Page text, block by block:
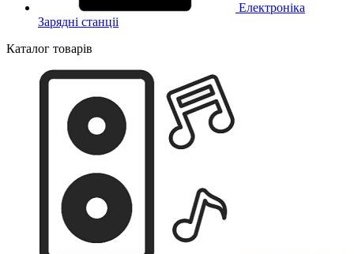
Електроніка
Зарядні станціі
Каталог товарів